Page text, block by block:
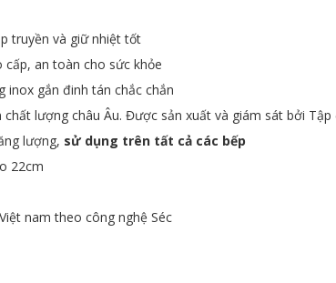
truyền và giữ nhiệt tốt
cấp, an toàn cho sức khỏe
inox gắn đinh tán chắc chắn
chất lượng châu Âu. Được sản xuất và giám sát bởi Tập
lượng, sử dụng trên tất cả các bếp
22cm
nam theo công nghệ Séc